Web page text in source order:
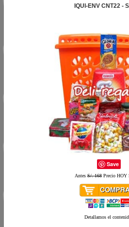
IQUI-ENV CNT22 -
Save
AntesS/. 168Precio HOY
Detallamos el